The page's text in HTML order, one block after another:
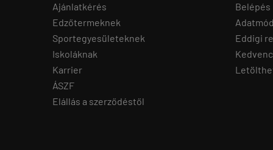
Ajánlatkérés
Edzőtermeknek
Sportegyesületeknek
Iskoláknak
Karrier
ÁSZF
Elállás a szerződéstől
Belépés
Eddigi